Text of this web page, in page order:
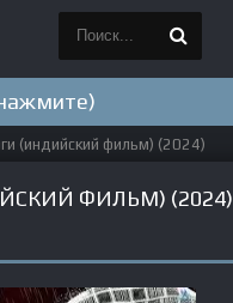
(индийский фильм) (2024)
ФИЛЬМ) (2024)